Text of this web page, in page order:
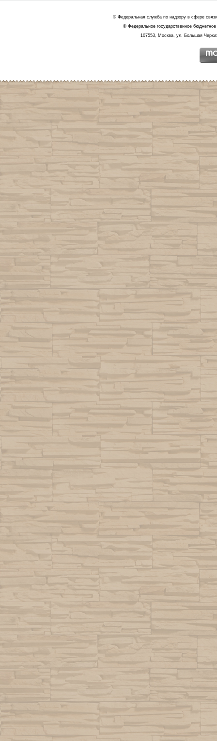
© Федеральная служба по надзору в сфере
© Федеральное государственное
107553, Москва, ул. Большая